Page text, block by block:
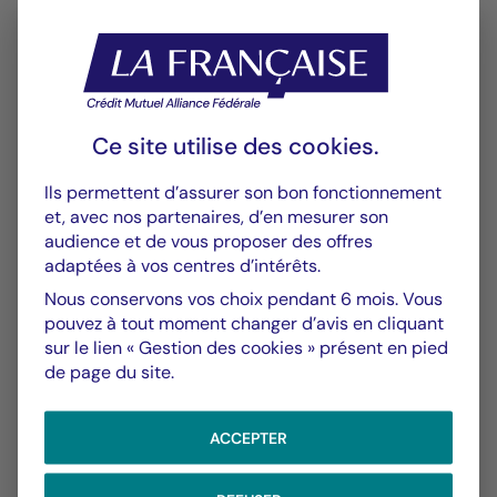
Performances
Historique VL
XLSX 50 Ko
PDF 638 Ko
Scénarios de Performance 2025-11-30
PDF 522 Ko
Scénarios de Performance 2025-10-31
PDF 522 Ko
Ce site utilise des cookies.
Ils permettent d’assurer son bon fonctionnement
et, avec nos partenaires, d’en mesurer son
audience et de vous proposer des offres
adaptées à vos centres d’intérêts.
Nous conservons vos choix pendant 6 mois. Vous
pouvez à tout moment changer d’avis en cliquant
sur le lien « Gestion des cookies » présent en pied
de page du site.
ACCEPTER